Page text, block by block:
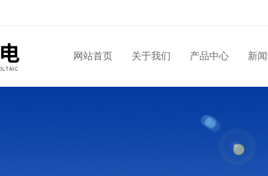
网站首页 关于我们 产品中心 新